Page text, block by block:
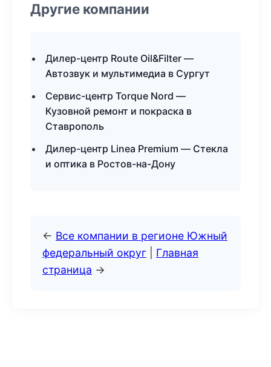
Другие компании
Дилер-центр Route Oil&Filter —
Автозвук и мультимедиа в Сургут
Сервис-центр Torque Nord —
Кузовной ремонт и покраска в
Ставрополь
Дилер-центр Linea Premium — Стекла
и оптика в Ростов-на-Дону
← Все компании в регионе Южный
федеральный округ
Главная
страница →